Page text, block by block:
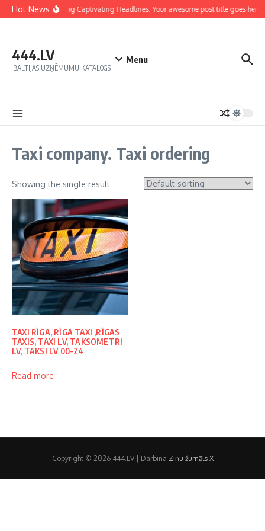
Hot NewsCrafting Captivating Headlines: Your awesome post title goes here
444.LV
BALTIJAS UZŅĒMUMU KATALOGS
Menu
Taxi company. Taxi ordering
Showing the single result
TAXI RĪGA, RĪGA TAXI ,RĪGAS
TAXIS, TAXI LV, TAKSOMETRI
LV, TAKSI LV 00-24
Read more
Copyright © 2026 444.LV | Darbina Ziņu žurnāls X